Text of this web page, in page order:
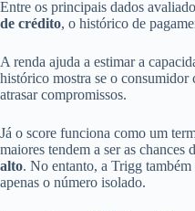
Entre os principais dados
de crédito, o histórico de
A renda ajuda a estimar a
histórico mostra se o consumidor
atrasar compromissos.
Já o score funciona como um
maiores tendem a ser as chances
alto. No entanto, a Trigg também
apenas o número isolado.